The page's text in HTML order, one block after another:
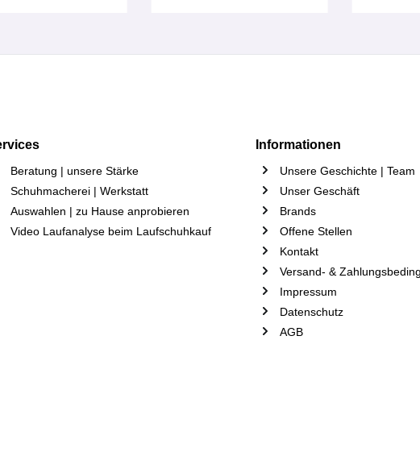
Beratung | unsere Stärke
Schuhmacherei | Werkstatt
Auswahlen | zu Hause anprobieren
Video Laufanalyse beim Laufschuhkauf
Informationen
Unsere Geschichte | Team
Unser Geschäft
Brands
Offene Stellen
Kontakt
Versand- &
Impressum
Datenschutz
AGB